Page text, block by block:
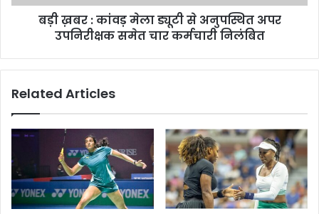
अपर
उपनिरीक्षकबड़ी ख़बर : कांवड़ मेला ड्यूटी से अनुपस्थित अपर
उपनिरीक्षक समेत चार कर्मचारी निलंबित
Related Articles